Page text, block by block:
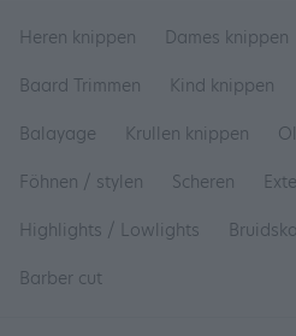
Heren knippen Dames knippen
Baard Trimmen
Kind knippen
Balayage
Krullen knippen
Föhnen / stylen
Scheren
Highlights / Lowlights
Barber cut